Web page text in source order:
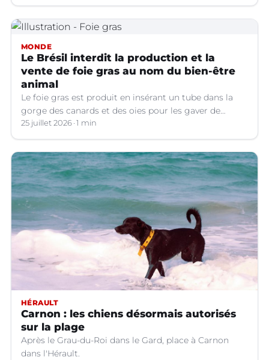
MONDE
Le Brésil interdit la production et la
vente de foie gras au nom du bien-être
animal
Le foie gras est produit en insérant un tube dans la
gorge des canards et des oies pour les gaver de
grandes quantités de nourriture, ce qui provoque une
hypertrophie rapide du foie, organe dont on tire le
produit.
25 juillet 2026 1 min
HÉRAULT
Carnon : les chiens désormais autorisés
sur la plage
Après le Grau-du-Roi dans le Gard, place à Carnon
dans l'Hérault.